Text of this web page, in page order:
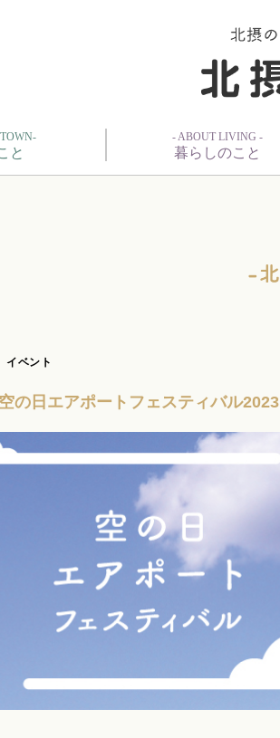
と
- ABOUT LIVING -
暮らしのこと
イベント
の日エアポートフェスティバル2023